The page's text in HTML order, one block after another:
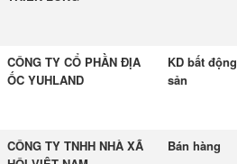
CÔNG TY CỔ PHẦN ĐỊA
ỐC YUHLAND
KD bất động
sản
CÔNG TY TNHH NHÀ XÃ
Bán hàng